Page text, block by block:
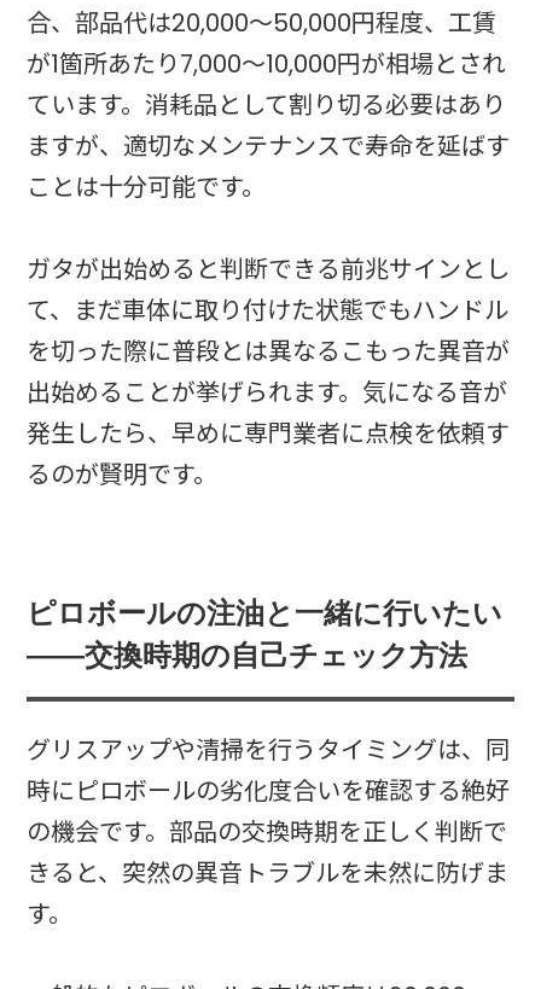
合、部品代は20,000〜50,000円程度、工賃
が1箇所あたり7,000〜10,000円が相場とされ
ています。消耗品として割り切る必要はあり
ますが、適切なメンテナンスで寿命を延ばす
ことは十分可能です。
ガタが出始めると判断できる前兆サインとし
て、まだ車体に取り付けた状態でもハンドル
を切った際に普段とは異なるこもった異音が
出始めることが挙げられます。気になる音が
発生したら、早めに専門業者に点検を依頼す
るのが賢明です。
ピロボールの注油と一緒に行いたい
——交換時期の自己チェック方法
グリスアップや清掃を行うタイミングは、同
時にピロボールの劣化度合いを確認する絶好
の機会です。部品の交換時期を正しく判断で
きると、突然の異音トラブルを未然に防げま
す。